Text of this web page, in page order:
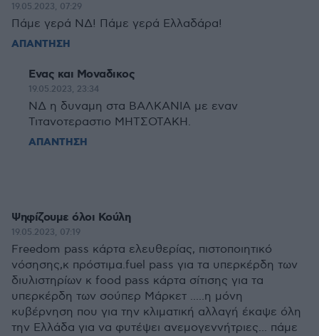
19.05.2023, 07:29
Πάμε γερά ΝΔ! Πάμε γερά Ελλαδάρα!
ΑΠΑΝΤΗΣΗ
Ενας και Μοναδικος
19.05.2023, 23:34
ΝΔ η δυναμη στα ΒΑΛΚΑΝΙΑ με εναν
Τιτανοτεραστιο ΜΗΤΣΟΤΑΚΗ.
ΑΠΑΝΤΗΣΗ
Ψηφίζουμε όλοι Κούλη
19.05.2023, 07:19
Freedom pass κάρτα ελευθερίας, πιστοποιητικό
νόσησης,κ πρόστιμα.fuel pass για τα υπερκέρδη των
διυλιστηρίων κ food pass κάρτα σίτισης για τα
υπερκέρδη των σούπερ Μάρκετ .....η μόνη
κυβέρνηση που για την κλιματική αλλαγή έκαψε όλη
την Ελλάδα για να φυτέψει ανεμογεννήτριες... πάμε